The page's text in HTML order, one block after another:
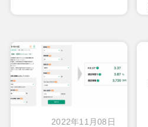
2022年11月08日